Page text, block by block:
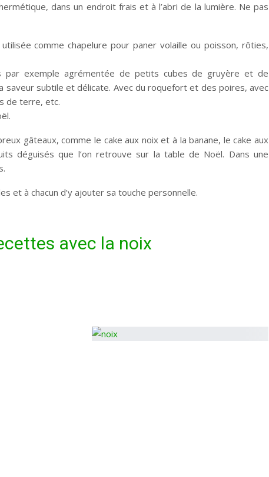
dans un endroit frais et à l’abri de la lumière. Ne pas
comme chapelure pour paner volaille ou poisson, rôties,
par exemple agrémentée de petits cubes de gruyère et de
saveur subtile et délicate. Avec du roquefort et des poires, avec
de terre, etc.
gâteaux, comme le cake aux noix et à la banane, le cake aux
déguisés que l’on retrouve sur la table de Noël. Dans une
et à chacun d’y ajouter sa touche personnelle.
avec la noix